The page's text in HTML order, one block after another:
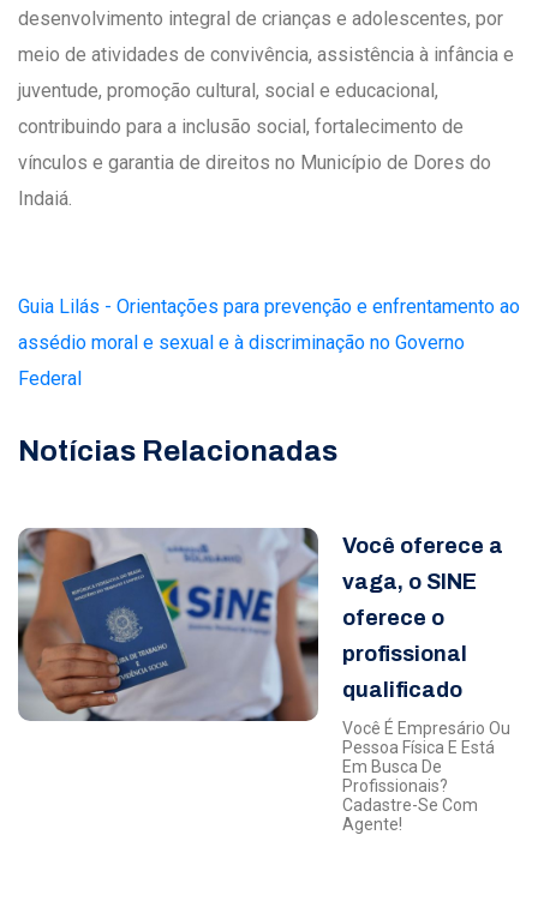
desenvolvimento integral de crianças e adolescentes, por
meio de atividades de convivência, assistência à infância e
juventude, promoção cultural, social e educacional,
contribuindo para a inclusão social, fortalecimento de
vínculos e garantia de direitos no Município de Dores do
Indaiá.
Guia Lilás - Orientações para prevenção e enfrentamento ao
assédio moral e sexual e à discriminação no Governo
Federal
Notícias Relacionadas
Você oferece a
vaga, o SINE
oferece o
profissional
qualificado
Você É Empresário Ou
Pessoa Física E Está
Em Busca De
Profissionais?
Cadastre-Se Com
Agente!